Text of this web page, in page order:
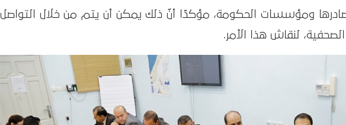
ومؤسسات الحكومة، مؤكدًا أنّ ذلك يمكن أن يتم من خلال التواصل
لنقاش هذا الأمر.